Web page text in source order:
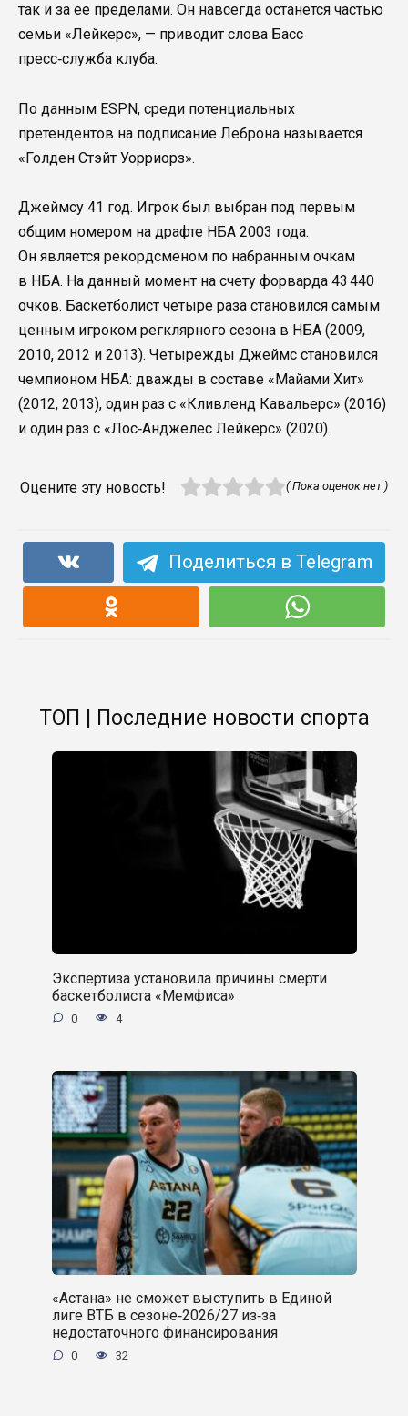
так и за ее пределами. Он навсегда останется частью
семьи «Лейкерс», — приводит слова Басс
пресс‑служба клуба.
По данным ESPN, среди потенциальных
претендентов на подписание Леброна называется
«Голден Стэйт Уорриорз».
Джеймсу 41 год. Игрок был выбран под первым
общим номером на драфте НБА 2003 года.
Он является рекордсменом по набранным очкам
в НБА. На данный момент на счету форварда 43 440
очков. Баскетболист четыре раза становился самым
ценным игроком регклярного сезона в НБА (2009,
2010, 2012 и 2013). Четырежды Джеймс становился
чемпионом НБА: дважды в составе «Майами Хит»
(2012, 2013), один раз с «Кливленд Кавальерс» (2016)
и один раз с «Лос‑Анджелес Лейкерс» (2020).
Оцените эту новость! ( Пока оценок нет )
Поделиться в Telegram
ТОП | Последние новости спорта
Экспертиза установила причины смерти
баскетболиста «Мемфиса»
0 4
«Астана» не сможет выступить в Единой
лиге ВТБ в сезоне‑2026/27 из‑за
недостаточного финансирования
0 32